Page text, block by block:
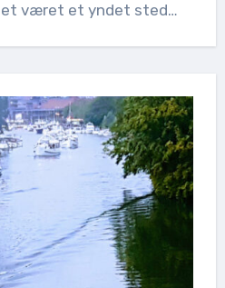
været et yndet sted…